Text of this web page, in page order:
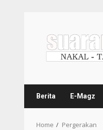
Berita E-Magz
Home Pergerakan